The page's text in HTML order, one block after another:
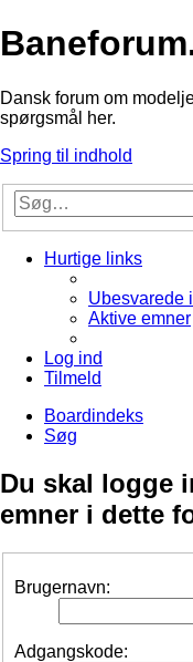
Dansk forum om
spørgsmål her.
Spring til indhold
Hurtige links
Ubesvarede
Aktive emner
Log ind
Tilmeld
Boardindeks
Søg
Du skal logge
emner i dette
Brugernavn:
Adgangskode: